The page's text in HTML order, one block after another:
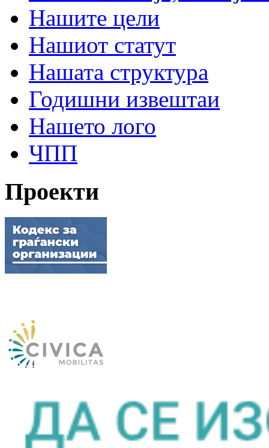
Нашите цели
Нашиот статут
Нашата структура
Годишни извештаи
Нашето лого
ЧПП
Проекти